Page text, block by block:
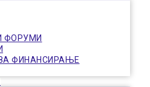
ФОРУМИ
ФИНАНСИРАЊЕ